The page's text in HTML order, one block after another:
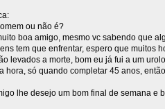
ou não é?
boa amigo, mesmo vc sabendo que
tem que enfrentar, espero que muitos
levados a morte, bom eu já fui a um
hora, só quando completar 45 anos,
lhe desejo um bom final de semana e